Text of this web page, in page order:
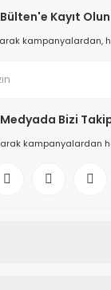
Kayıt Olun
kampanyalardan,
Bizi
kampanyalardan